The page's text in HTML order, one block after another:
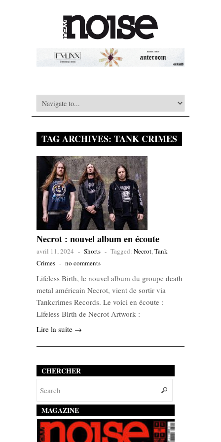
TAG ARCHIVES: TANK CRIMES
Necrot : nouvel album en écoute
avril 11, 2024 - Shorts - Tagged: Necrot,Tank
Crimes - no comments
Lifeless Birth, le nouvel album du groupe death
metal américain Necrot, vient de sortir via
Tankcrimes Records. Le voici en écoute :
Lifeless Birth de Necrot Artwork :
Lire la suite →
CHERCHER
MAGAZINE